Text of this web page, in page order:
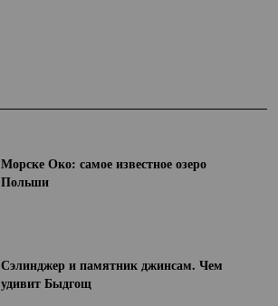
Морске Око: самое известное озеро
Польши
Сэлинджер и памятник джинсам. Чем
удивит Быдгощ